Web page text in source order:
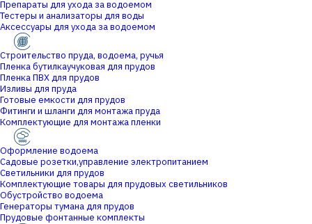
Препараты для ухода за водоемом
Тестеры и анализаторы для воды
Аксессуары для ухода за водоемом
Строительство пруда, водоема, ручья
Пленка бутилкаучуковая для прудов
Пленка ПВХ для прудов
Изливы для пруда
Готовые емкости для прудов
Фитинги и шланги для монтажа пруда
Комплектующие для монтажа пленки
Оформление водоема
Садовые розетки,управление электропитанием
Светильники для прудов
Комплектующие товары для прудовых светильников
Обустройство водоема
Генераторы тумана для прудов
Прудовые фонтанные комплекты